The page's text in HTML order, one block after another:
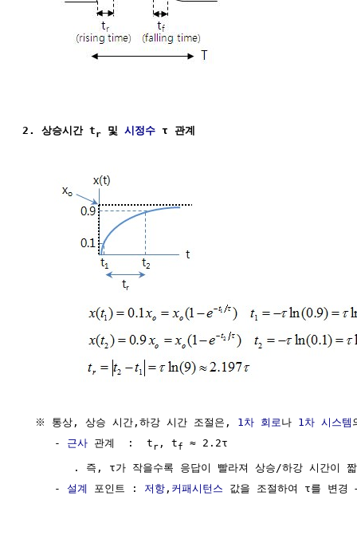
2. 상승시간 tr 및 시정수 τ 관계
  ※ 통상, 상승 시간,하강 시간 조절은,
1차 회로나 1차 시스템
     -
근사 관계  :  t r , tf ≈ 2.2τ
. 즉, τ가 작을수록 응답이 빨라져 상승/하강 시간이
     -
설계 포인트 : 저항 , 커패시턴스 값을 조절하여 τ를 변